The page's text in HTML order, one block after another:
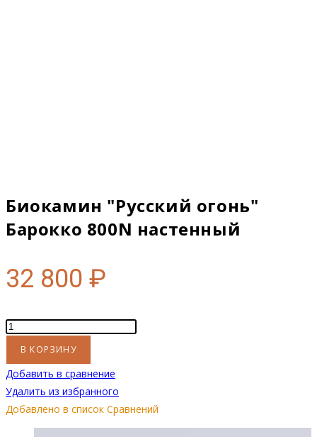
Биокамин "Русский огонь"
Барокко 800N настенный
32 800 ₽
Количество
товара
Биокамин
"Русский
огонь"
Барокко
В КОРЗИНУ
Добавить в сравнение
Удалить из избранного
Добавлено в список Сравнений